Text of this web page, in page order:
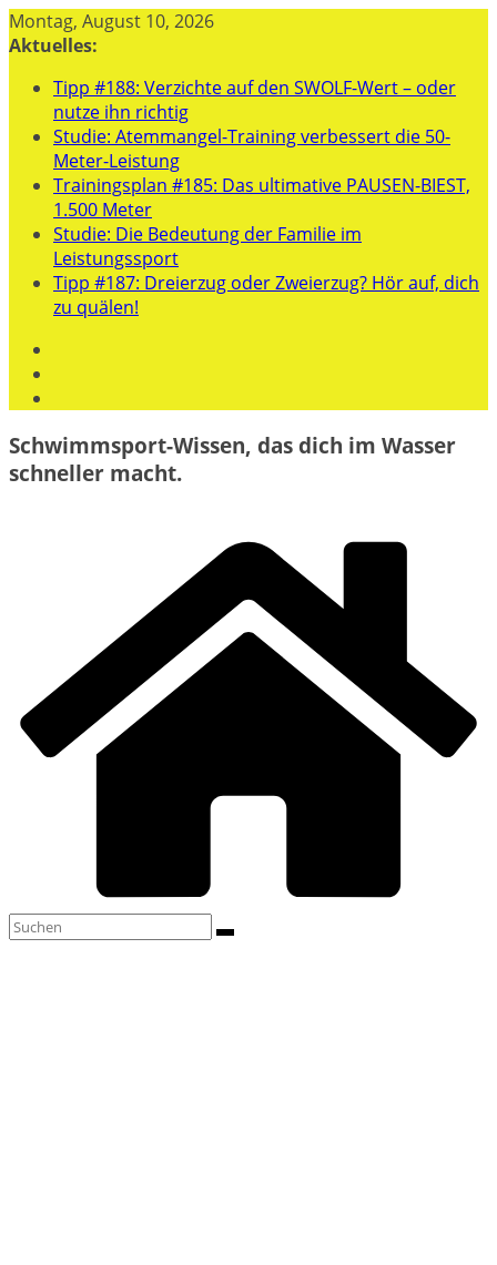
Zum
Inhalt
Montag, August 10, 2026
Aktuelles:
Tipp #188: Verzichte auf den SWOLF-Wert – oder
nutze ihn richtig
Studie: Atemmangel-Training verbessert die 50-
Meter-Leistung
Trainingsplan #185: Das ultimative PAUSEN-BIEST,
1.500 Meter
Studie: Die Bedeutung der Familie im
Leistungssport
Tipp #187: Dreierzug oder Zweierzug? Hör auf, dich
zu quälen!
Schwimmsport-Wissen, das dich im Wasser
schneller macht.